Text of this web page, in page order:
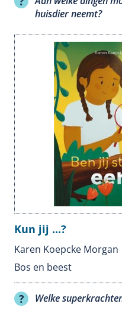
huisdier neemt?
Kun jij ...?
Karen Koepcke Morgan
Bos en beest
Welke